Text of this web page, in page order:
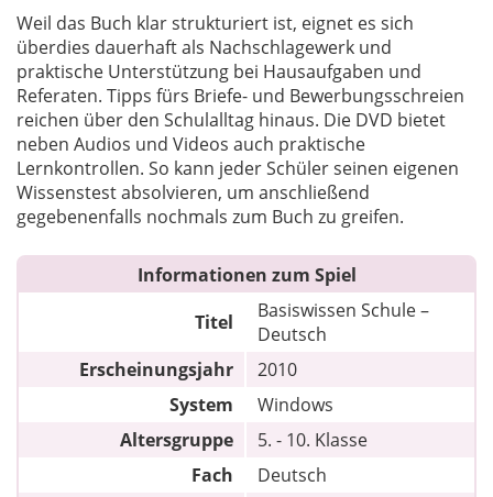
Weil das Buch klar strukturiert ist, eignet es sich
überdies dauerhaft als Nachschlagewerk und
praktische Unterstützung bei Hausaufgaben und
Referaten. Tipps fürs Briefe- und Bewerbungsschreien
reichen über den Schulalltag hinaus. Die DVD bietet
neben Audios und Videos auch praktische
Lernkontrollen. So kann jeder Schüler seinen eigenen
Wissenstest absolvieren, um anschließend
gegebenenfalls nochmals zum Buch zu greifen.
Informationen zum Spiel
Titel
Basiswissen Schule –
Deutsch
Erscheinungsjahr
2010
System
Windows
Altersgruppe
5. - 10. Klasse
Fach
Deutsch